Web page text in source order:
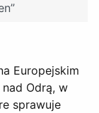
Europejskim
Odrą, w
sprawuje